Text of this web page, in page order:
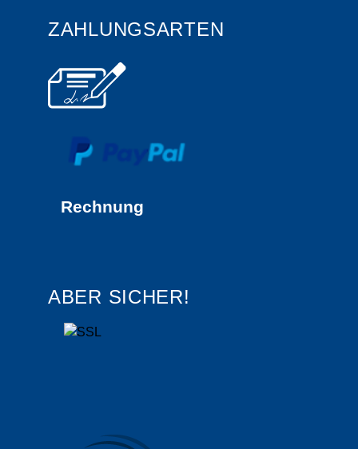
ZAHLUNGSARTEN
Rechnung
ABER SICHER!